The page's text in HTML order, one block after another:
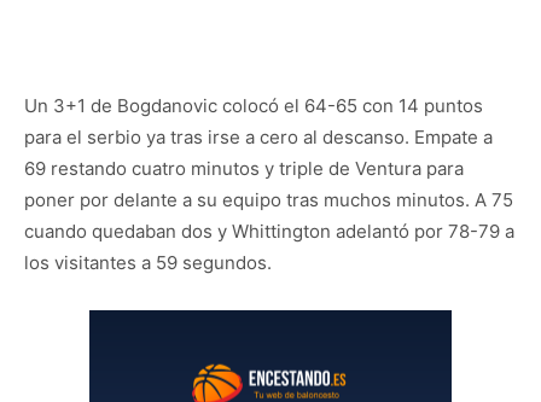
Un 3+1 de Bogdanovic colocó el 64-65 con 14 puntos
para el serbio ya tras irse a cero al descanso. Empate a
69 restando cuatro minutos y triple de Ventura para
poner por delante a su equipo tras muchos minutos. A 75
cuando quedaban dos y Whittington adelantó por 78-79 a
los visitantes a 59 segundos.